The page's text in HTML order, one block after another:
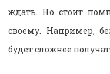
ждать. Но стоит
своему. Например,
будет сложнее